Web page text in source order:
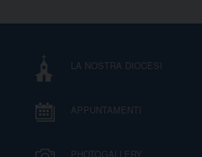
PARROCCHIE
CONTATTI
DOVE SIAMO
LA NOSTRA DIOCESI
APPUNTAMENTI
PHOTOGALLERY